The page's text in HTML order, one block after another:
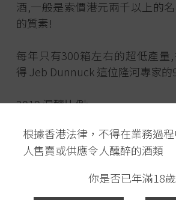
根據香港法律，不得在業務過
人售賣或供應令人醺醉的酒類
你是否已年滿18
酒,一般是索價港元兩千以上的
的質素!
每年只有300箱左右的超低產量
得 Jeb Dunnuck 這位隆河專家
2019 混釀比例:
11% Mourvedre
6% Syrah